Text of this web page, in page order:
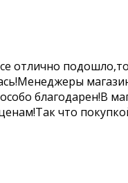
отлично
благодарен!В
что